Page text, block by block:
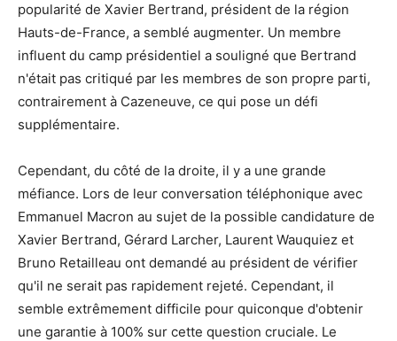
popularité de Xavier Bertrand, président de la région
Hauts-de-France, a semblé augmenter. Un membre
influent du camp présidentiel a souligné que Bertrand
n'était pas critiqué par les membres de son propre parti,
contrairement à Cazeneuve, ce qui pose un défi
supplémentaire.
Cependant, du côté de la droite, il y a une grande
méfiance. Lors de leur conversation téléphonique avec
Emmanuel Macron au sujet de la possible candidature de
Xavier Bertrand, Gérard Larcher, Laurent Wauquiez et
Bruno Retailleau ont demandé au président de vérifier
qu'il ne serait pas rapidement rejeté. Cependant, il
semble extrêmement difficile pour quiconque d'obtenir
une garantie à 100% sur cette question cruciale. Le